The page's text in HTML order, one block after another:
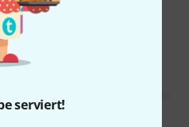
serviert!
super Sound.
MELDEN